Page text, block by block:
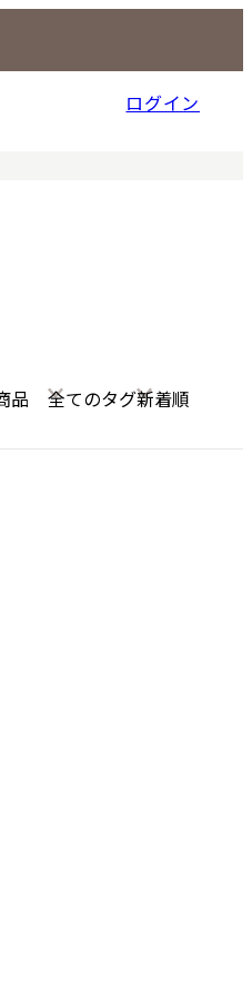
ログイン